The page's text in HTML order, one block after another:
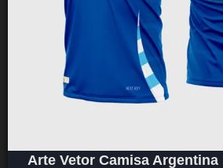
Arte Vetor Camisa Argentina